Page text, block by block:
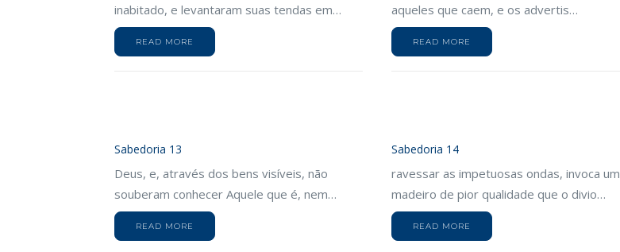
inabitado, e levantaram suas tendas em…
READ MORE
aqueles que caem, e os advertis…
READ MORE
Sabedoria 13
Deus, e, através dos bens visíveis, não
souberam conhecer Aquele que é, nem…
READ MORE
Sabedoria 14
ravessar as impetuosas ondas, invoca um
madeiro de pior qualidade que o divio…
READ MORE